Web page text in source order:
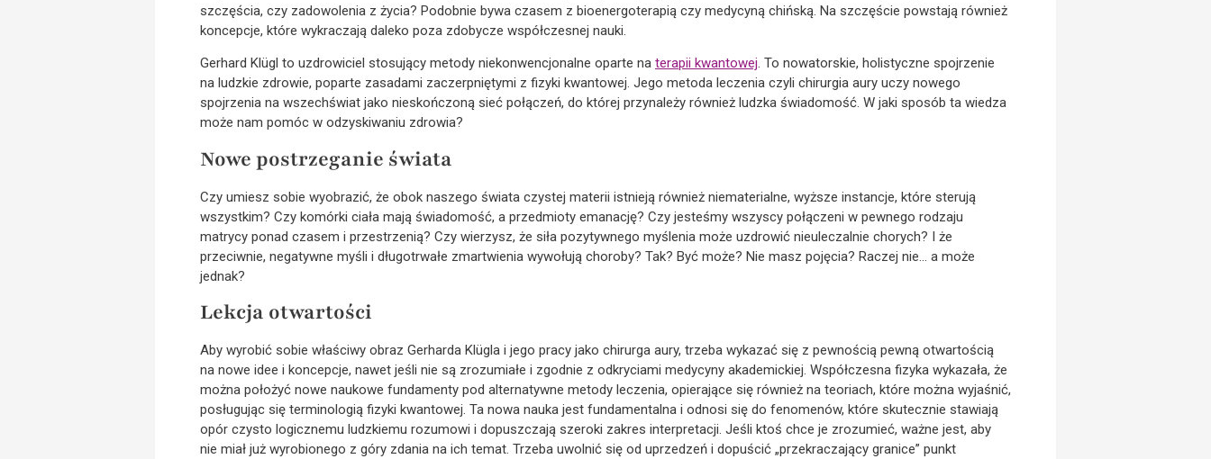
szczęścia, czy zadowolenia z życia? Podobnie bywa czasem z bioenergoterapią czy medycyną chińską. Na szczęście powstają również
koncepcje, które wykraczają daleko poza zdobycze współczesnej nauki.
Gerhard Klügl to uzdrowiciel stosujący metody niekonwencjonalne oparte na terapii kwantowej. To nowatorskie, holistyczne spojrzenie
na ludzkie zdrowie, poparte zasadami zaczerpniętymi z fizyki kwantowej. Jego metoda leczenia czyli chirurgia aury uczy nowego
spojrzenia na wszechświat jako nieskończoną sieć połączeń, do której przynależy również ludzka świadomość. W jaki sposób ta wiedza
może nam pomóc w odzyskiwaniu zdrowia?
Nowe postrzeganie świata
Czy umiesz sobie wyobrazić, że obok naszego świata czystej materii istnieją również niematerialne, wyższe instancje, które sterują
wszystkim? Czy komórki ciała mają świadomość, a przedmioty emanację? Czy jesteśmy wszyscy połączeni w pewnego rodzaju
matrycy ponad czasem i przestrzenią? Czy wierzysz, że siła pozytywnego myślenia może uzdrowić nieuleczalnie chorych? I że
przeciwnie, negatywne myśli i długotrwałe zmartwienia wywołują choroby? Tak? Być może? Nie masz pojęcia? Raczej nie… a może
jednak?
Lekcja otwartości
Aby wyrobić sobie właściwy obraz Gerharda Klügla i jego pracy jako chirurga aury, trzeba wykazać się z pewnością pewną otwartością
na nowe idee i koncepcje, nawet jeśli nie są zrozumiałe i zgodnie z odkryciami medycyny akademickiej. Współczesna fizyka wykazała, że
można położyć nowe naukowe fundamenty pod alternatywne metody leczenia, opierające się również na teoriach, które można wyjaśnić,
posługując się terminologią fizyki kwantowej. Ta nowa nauka jest fundamentalna i odnosi się do fenomenów, które skutecznie stawiają
opór czysto logicznemu ludzkiemu rozumowi i dopuszczają szeroki zakres interpretacji. Jeśli ktoś chce je zrozumieć, ważne jest, aby
nie miał już wyrobionego z góry zdania na ich temat. Trzeba uwolnić się od uprzedzeń i dopuścić „przekraczający granice” punkt